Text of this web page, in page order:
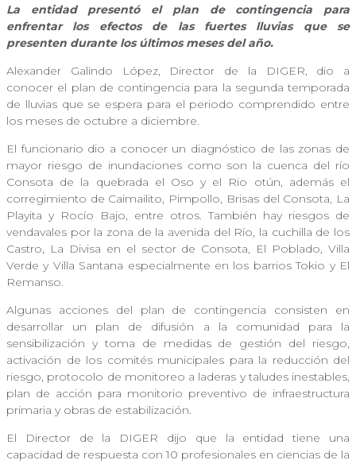
La entidad presentó el plan de contingencia para
enfrentar los efectos de las fuertes lluvias que se
presenten durante los últimos meses del año.
Alexander Galindo López, Director de la DIGER, dio a
conocer el plan de contingencia para la segunda temporada
de lluvias que se espera para el periodo comprendido entre
los meses de octubre a diciembre.
El funcionario dio a conocer un diagnóstico de las zonas de
mayor riesgo de inundaciones como son la cuenca del río
Consota de la quebrada el Oso y el Rio otún, además el
corregimiento de Caimailito, Pimpollo, Brisas del Consota, La
Playita y Rocío Bajo, entre otros. También hay riesgos de
vendavales por la zona de la avenida del Río, la cuchilla de los
Castro, La Divisa en el sector de Consota, El Poblado, Villa
Verde y Villa Santana especialmente en los barrios Tokio y El
Remanso.
Algunas acciones del plan de contingencia consisten en
desarrollar un plan de difusión a la comunidad para la
sensibilización y toma de medidas de gestión del riesgo,
activación de los comités municipales para la reducción del
riesgo, protocolo de monitoreo a laderas y taludes inestables,
plan de acción para monitorio preventivo de infraestructura
primaria y obras de estabilización.
El Director de la DIGER dijo que la entidad tiene una
capacidad de respuesta con 10 profesionales en ciencias de la